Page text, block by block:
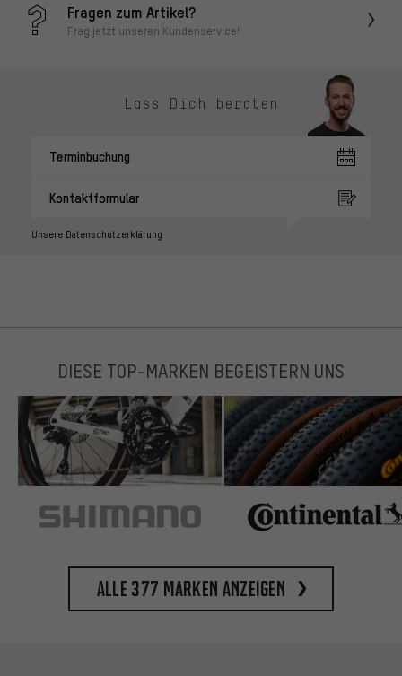
Fragen zum Artikel?
Frag jetzt unseren Kundenservice!
Lass Dich beraten
Terminbuchung
Kontaktformular
Unsere Datenschutzerklärung
DIESE TOP-MARKEN BEGEISTERN UNS
Alle 377 Marken anzeigen